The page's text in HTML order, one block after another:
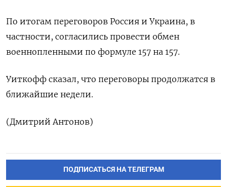
По итогам ‍переговоров Россия ‍и Украина, в
частности, согласились провести обмен
‍военнопленными по формуле 157 на 157.
Уиткофф сказал, что ⁠переговоры продолжатся в
ближайшие недели.
(Дмитрий Антонов)
ПОДПИСАТЬСЯ НА ТЕЛЕГРАМ